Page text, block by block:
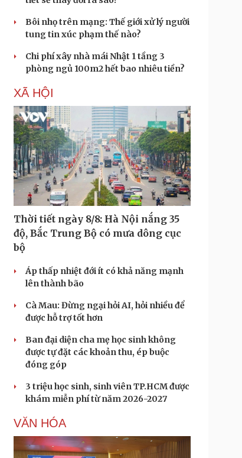
Bôi nhọ trên mạng: Thế giới xử lý người
tung tin xúc phạm thế nào?
Chi phí xây nhà mái Nhật 1 tầng 3
phòng ngủ 100m2 hết bao nhiêu tiền?
XÃ HỘI
Thời tiết ngày 8/8: Hà Nội nắng 35
độ, Bắc Trung Bộ có mưa dông cục
bộ
Áp thấp nhiệt đới ít có khả năng mạnh
lên thành bão
Cà Mau: Đừng ngại hỏi AI, hỏi nhiều để
được hỗ trợ tốt hơn
Ban đại diện cha mẹ học sinh không
được tự đặt các khoản thu, ép buộc
đóng góp
3 triệu học sinh, sinh viên TP.HCM được
khám miễn phí từ năm 2026-2027
VĂN HÓA